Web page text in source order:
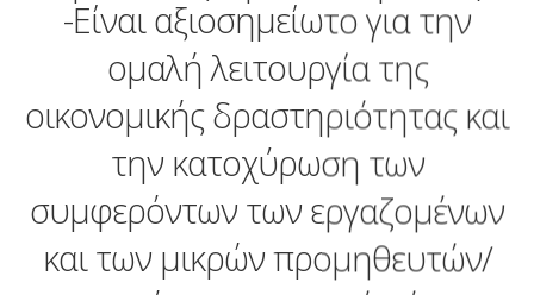
-Είναι αξιοσημείωτο για την
ομαλή λειτουργία της
οικονομικής δραστηριότητας και
την κατοχύρωση των
συμφερόντων των εργαζομένων
και των μικρών προμηθευτών/